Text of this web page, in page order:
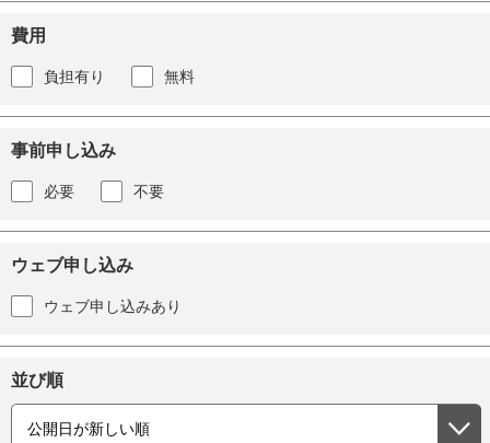
費用
負担有り 無料
事前申し込み
必要 不要
ウェブ申し込み
ウェブ申し込みあり
並び順